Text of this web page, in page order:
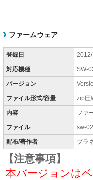
ファームウェア
登録日
対応機種 SW-
バージョン
ファイル形式/容量 zip圧
内容 ファ
ファイル sw-
配布/著作者 プラ
【注意事項】
本バージョンは